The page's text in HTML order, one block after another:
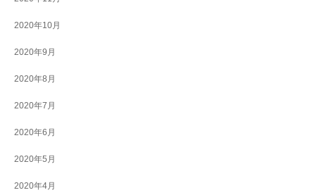
2020年10月
2020年9月
2020年8月
2020年7月
2020年6月
2020年5月
2020年4月